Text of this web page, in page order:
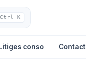
Ctrl K
conso Contact